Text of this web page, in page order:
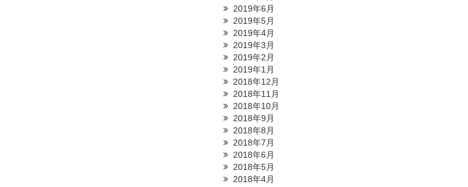
2019年6月
2019年5月
2019年4月
2019年3月
2019年2月
2019年1月
2018年12月
2018年11月
2018年10月
2018年9月
2018年8月
2018年7月
2018年6月
2018年5月
2018年4月